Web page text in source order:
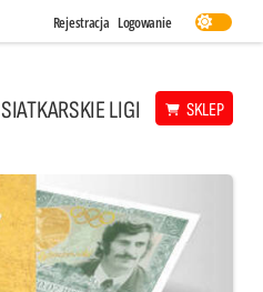
Rejestracja Logowanie
SIATKARSKIE LIGI SKLEP